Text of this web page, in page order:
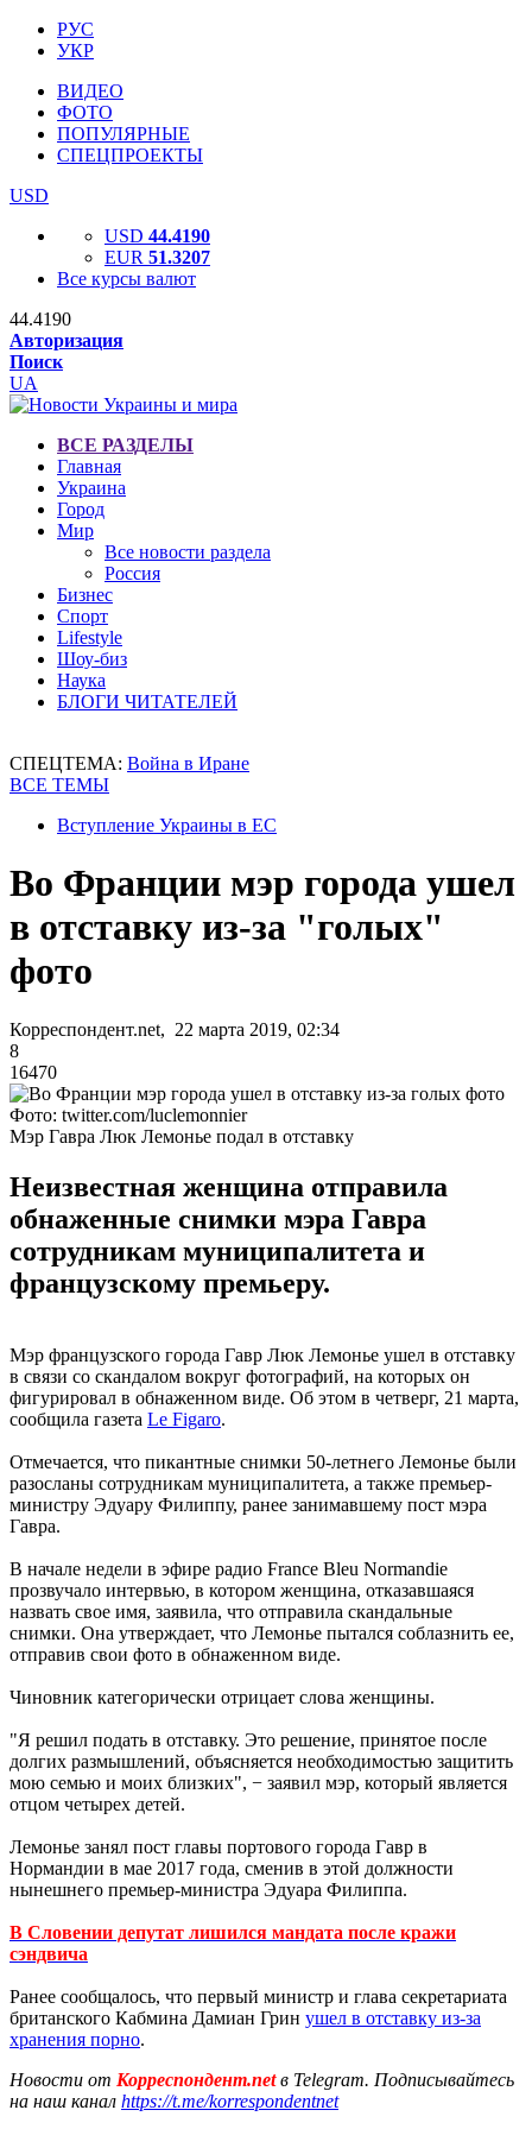
РУС
УКР
ВИДЕО
ФОТО
ПОПУЛЯРНЫЕ
СПЕЦПРОЕКТЫ
USD
USD 44.4190
EUR 51.3207
Все курсы валют
44.4190
Авторизация
Поиск
UA
ВСЕ РАЗДЕЛЫ
Главная
Украина
Город
Мир
Все новости раздела
Россия
Бизнес
Спорт
Lifestyle
Шоу-биз
Наука
БЛОГИ ЧИТАТЕЛЕЙ
СПЕЦТЕМА: Война в Иране
ВСЕ ТЕМЫ
Вступление Украины в ЕС
Во Франции мэр города ушел
в отставку из-за "голых"
фото
Корреспондент.net, 22 марта 2019, 02:34
8
16470
Фото: twitter.com/luclemonnier
Мэр Гавра Люк Лемонье подал в отставку
Неизвестная женщина отправила
обнаженные снимки мэра Гавра
сотрудникам муниципалитета и
французскому премьеру.
Мэр французского города Гавр Люк Лемонье ушел в отставку
в связи со скандалом вокруг фотографий, на которых он
фигурировал в обнаженном виде. Об этом в четверг, 21 марта,
сообщила газета Le Figaro.
Отмечается, что пикантные снимки 50-летнего Лемонье были
разосланы сотрудникам муниципалитета, а также премьер-
министру Эдуару Филиппу, ранее занимавшему пост мэра
Гавра.
В начале недели в эфире радио France Bleu Normandie
прозвучало интервью, в котором женщина, отказавшаяся
назвать свое имя, заявила, что отправила скандальные
снимки. Она утверждает, что Лемонье пытался соблазнить ее,
отправив свои фото в обнаженном виде.
Чиновник категорически отрицает слова женщины.
"Я решил подать в отставку. Это решение, принятое после
долгих размышлений, объясняется необходимостью защитить
мою семью и моих близких", − заявил мэр, который является
отцом четырех детей.
Лемонье занял пост главы портового города Гавр в
Нормандии в мае 2017 года, сменив в этой должности
нынешнего премьер-министра Эдуара Филиппа.
В Словении депутат лишился мандата после кражи
сэндвича
Ранее сообщалось, что первый министр и глава секретариата
британского Кабмина Дамиан Грин ушел в отставку из-за
хранения порно.
Новости от Корреспондент.netв Telegram. Подписывайтесь
на наш канал https://t.me/korrespondentnet